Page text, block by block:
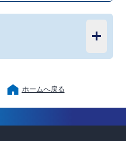
ホームへ戻る